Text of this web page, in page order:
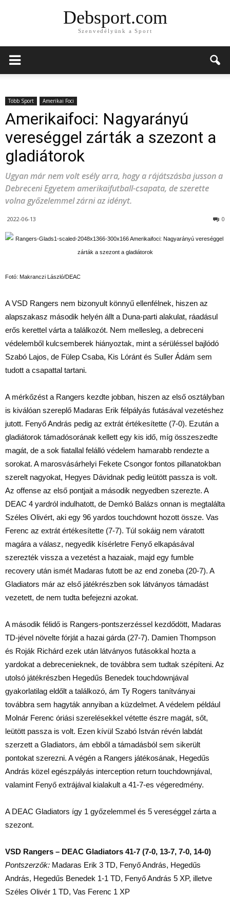
Debsport.com
Szenvedélyünk a Sport
Több Sport Amerikai Foci
Amerikaifoci: Nagyarányú
vereséggel zárták a szezont a
gladiátorok
Ugyan már nem volt esély arra, hogy a rájátszásba jusson a
Debreceni Egyetem amerikaifutball-csapata, de szerette
volna győzelemmel zárni az idényt.
2022-06-13 0
Fotó: Makranczi László/DEAC
A VSD Rangers nem bizonyult könnyű ellenfélnek, hiszen az
alapszakasz második helyén állt a Duna-parti alakulat, ráadásul
erős kerettel várta a találkozót. Nem mellesleg, a debreceni
védelemből kulcsemberek hiányoztak, mint a sérüléssel bajlódó
Szabó Lajos, de Fülep Csaba, Kis Lóránt és Suller Ádám sem
tudott a csapattal tartani.
A mérkőzést a Rangers kezdte jobban, hiszen az első osztályban
is kiválóan szereplő Madaras Erik félpályás futásával vezetéshez
jutott. Fenyő András pedig az extrát értékesítette (7-0). Ezután a
gladiátorok támadósorának kellett egy kis idő, míg összeszedte
magát, de a sok fiatallal felálló védelem hamarabb rendezte a
sorokat. A marosvásárhelyi Fekete Csongor fontos pillanatokban
szerelt nagyokat, Hegyes Dávidnak pedig leütött passza is volt.
Az offense az első pontjait a második negyedben szerezte. A
DEAC 4 yardról indulhatott, de Demkó Balázs onnan is megtalálta
Széles Olivért, aki egy 96 yardos touchdownt hozott össze. Vas
Ferenc az extrát értékesítette (7-7). Túl sokáig nem váratott
magára a válasz, negyedik kísérletre Fenyő elkapásával
szerezték vissza a vezetést a hazaiak, majd egy fumble
recovery után ismét Madaras futott be az end zoneba (20-7). A
Gladiators már az első játékrészben sok látványos támadást
vezetett, de nem tudta befejezni azokat.
A második félidő is Rangers-pontszerzéssel kezdődött, Madaras
TD-jével növelte fórját a hazai gárda (27-7). Damien Thompson
és Roják Richárd ezek után látványos futásokkal hozta a
yardokat a debrecenieknek, de továbbra sem tudtak szépíteni. Az
utolsó játékrészben Hegedűs Benedek touchdownjával
gyakorlatilag eldőlt a találkozó, ám Ty Rogers tanítványai
továbbra sem hagyták annyiban a küzdelmet. A védelem például
Molnár Ferenc óriási szerelésekkel vétette észre magát, sőt,
leütött passza is volt. Ezen kívül Szabó István révén labdát
szerzett a Gladiators, ám ebből a támadásból sem sikerült
pontokat szerezni. A végén a Rangers játékosának, Hegedűs
András közel egészpályás interception return touchdownjával,
valamint Fenyő extrájával kialakult a 41-7-es végeredmény.
A DEAC Gladiators így 1 győzelemmel és 5 vereséggel zárta a
szezont.
VSD Rangers – DEAC Gladiators 41-7 (7-0, 13-7, 7-0, 14-0)
Pontszerzők: Madaras Erik 3 TD, Fenyő András, Hegedűs
András, Hegedűs Benedek 1-1 TD, Fenyő András 5 XP, illetve
Széles Olivér 1 TD, Vas Ferenc 1 XP